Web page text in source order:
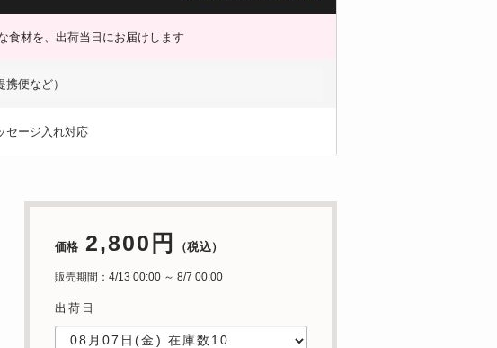
食材を、出荷当日にお届けします
便など）
セージ入れ対応
価格 2,800円 （税込）
販売期間：4/13 00:00 ～ 8/7 00:00
出荷日